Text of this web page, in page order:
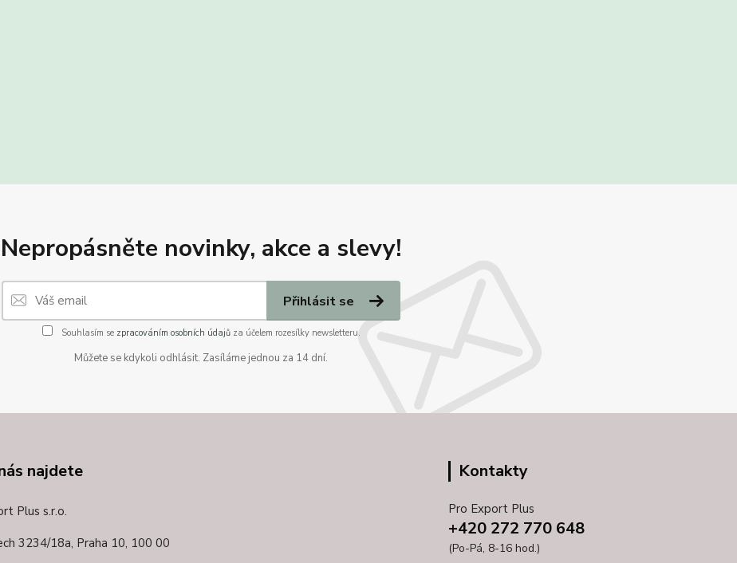
Nepropásněte novinky, akce a slevy!
Přihlásit se
Souhlasím se zpracováním osobních údajůza účelem rozesílky newsletteru.
Můžete se kdykoli odhlásit. Zasíláme jednou za 14 dní.
najdete
Plus s.r.o.
3234/18a, Praha 10, 100 00
Kontakty
Pro Export Plus
+420 272 770 648
(Po-Pá, 8-16 hod.)